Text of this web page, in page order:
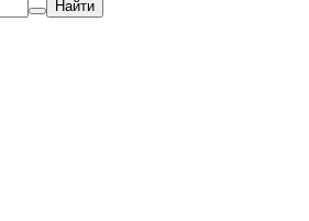
Найти